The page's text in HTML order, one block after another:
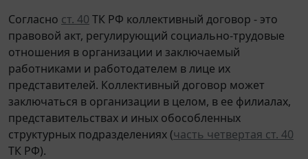
Согласно ст. 40 ТК РФ коллективный договор - это
правовой акт, регулирующий социально-трудовые
отношения в организации и заключаемый
работниками и работодателем в лице их
представителей. Коллективный договор может
заключаться в организации в целом, в ее филиалах,
представительствах и иных обособленных
структурных подразделениях (часть четвертая ст. 40
ТК РФ).